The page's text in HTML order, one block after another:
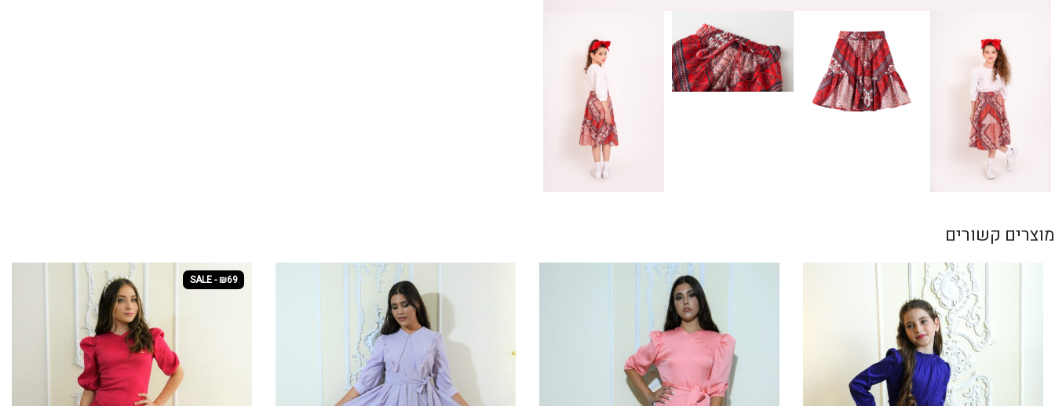
מוצרים קשורים
SALE - ₪69